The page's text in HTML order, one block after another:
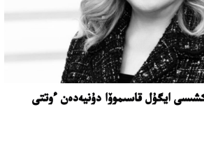
ايگۇل قاسىموۆا دۇنيەدەن ءوتتى